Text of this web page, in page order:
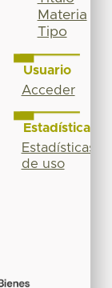
Materia
Tipo
Usuario
Acceder
Estadísticas
Estadísticas
de uso